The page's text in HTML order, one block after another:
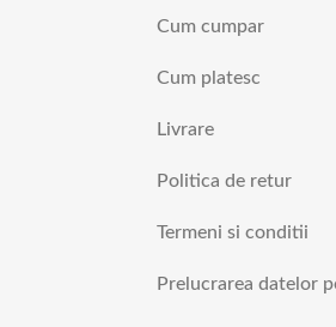
Cum cumpar
Cum platesc
Livrare
Politica de retur
Termeni si conditii
Prelucrarea datelor